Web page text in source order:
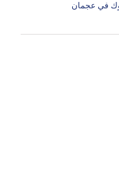
في عجمان